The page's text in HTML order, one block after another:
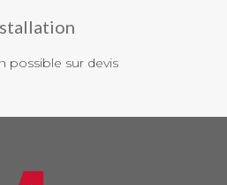
possible sur devis